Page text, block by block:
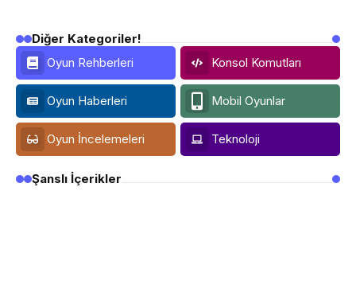
Diğer Kategoriler!
Oyun Rehberleri
Konsol Komutları
Oyun Haberleri Mobil Oyunlar
Oyun İncelemeleri Teknoloji
Şanslı İçerikler